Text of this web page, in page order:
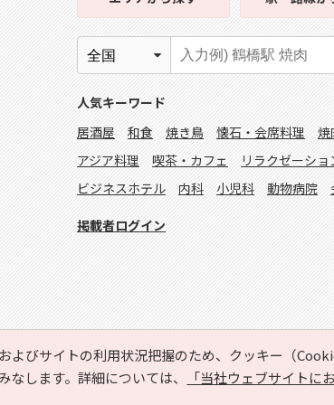
よびサイトの利用状況把握のため、クッキー（
します。詳細については、
「当社ウェブサイトに
人気キーワード
居酒屋
和食 焼き鳥 懐石・会席料理 焼
アジア料理
喫茶・カフェ リラクゼーショ
ビジネスホテル
内科 小児科 動物病院
掲載者ログイン
© HYOJITO.Co.,Ltd. All Rights Reserved.